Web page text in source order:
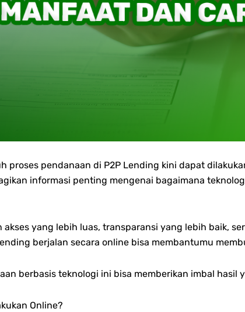
proses pendanaan di P2P Lending kini dapat
informasi penting mengenai bagaimana
akses yang lebih luas, transparansi yang lebih baik,
berjalan secara online bisa membantumu
berbasis teknologi ini bisa memberikan imbal
Online?